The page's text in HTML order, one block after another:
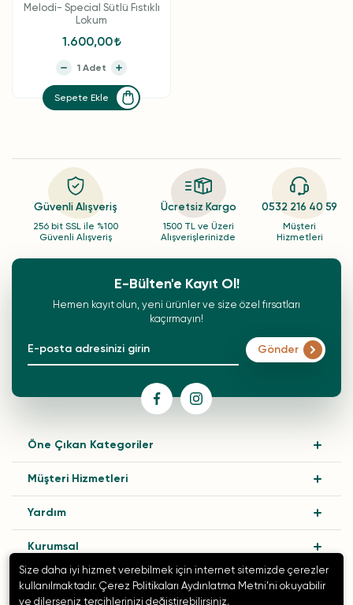
Melodi- Special Sütlü Fıstıklı
Lokum
1.600,00
Sepete Ekle
Güvenli Alışveriş
256 bit SSL ile %100
Güvenli Alışveriş
Ücretsiz Kargo
1500 TL ve Üzeri
Alışverişlerinizde
0532 216 40 59
Müşteri
Hizmetleri
E-Bülten'e Kayıt Ol!
Hemen kayıt olun, yeni ürünler ve size özel fırsatları
kaçırmayın!
Gönder
Öne Çıkan Kategoriler
Müşteri Hizmetleri
Yardım
Kurumsal
Size daha iyi hizmet verebilmek için internet sitemizde çerezler
kullanılmaktadır. Çerez Politikaları Aydınlatma Metni’ni okuyabilir
ve dilerseniz tercihlerinizi değiştirebilirsiniz.